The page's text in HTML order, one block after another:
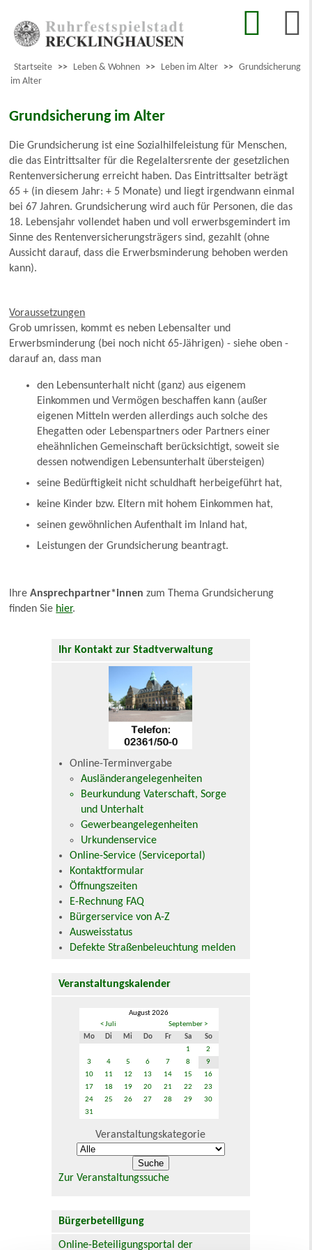
Startseite >> Leben & Wohnen >> Leben im Alter >> Grundsicherung
im Alter
Grundsicherung im Alter
Die Grundsicherung ist eine Sozialhilfeleistung für Menschen,
die das Eintrittsalter für die Regelaltersrente der gesetzlichen
Rentenversicherung erreicht haben. Das Eintrittsalter beträgt
65 + (in diesem Jahr: + 5 Monate) und liegt irgendwann einmal
bei 67 Jahren. Grundsicherung wird auch für Personen, die das
18. Lebensjahr vollendet haben und voll erwerbsgemindert im
Sinne des Rentenversicherungsträgers sind, gezahlt (ohne
Aussicht darauf, dass die Erwerbsminderung behoben werden
kann).
Voraussetzungen
Grob umrissen, kommt es neben Lebensalter und
Erwerbsminderung (bei noch nicht 65-Jährigen) - siehe oben -
darauf an, dass man
den Lebensunterhalt nicht (ganz) aus eigenem
Einkommen und Vermögen beschaffen kann (außer
eigenen Mitteln werden allerdings auch solche des
Ehegatten oder Lebenspartners oder Partners einer
eheähnlichen Gemeinschaft berücksichtigt, soweit sie
dessen notwendigen Lebensunterhalt übersteigen)
seine Bedürftigkeit nicht schuldhaft herbeigeführt hat,
keine Kinder bzw. Eltern mit hohem Einkommen hat,
seinen gewöhnlichen Aufenthalt im Inland hat,
Leistungen der Grundsicherung beantragt.
IhreAnsprechpartner*innenzum Thema Grundsicherung
finden Sie hier.
Ihr Kontakt zur Stadtverwaltung
Online-Terminvergabe
Ausländerangelegenheiten
Beurkundung Vaterschaft, Sorge
und Unterhalt
Gewerbeangelegenheiten
Urkundenservice
Online-Service (Serviceportal)
Kontaktformular
Öffnungszeiten
E-Rechnung FAQ
Bürgerservice von A-Z
Ausweisstatus
Defekte Straßenbeleuchtung melden
Veranstaltungskalender
August 2026
< Juli
September >
Mo
Di Mi Do Fr Sa
So
1
2
3
4 5 6 7 8
9
10
11 12 13 14 15
16
17
18 19 20 21 22
23
24
25 26 27 28 29
30
31
Veranstaltungskategorie
Zur Veranstaltungssuche
Bürgerbeteiligung
Online-Beteiligungsportal der